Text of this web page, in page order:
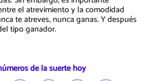
el atrevimiento y la comodidad
te atreves, nunca ganas. Y después
tipo ganador.
de la suerte hoy